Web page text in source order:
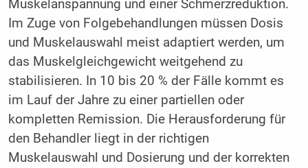
Muskelanspannung und einer Schmerzreduktion.
Im Zuge von Folgebehandlungen müssen Dosis
und Muskelauswahl meist adaptiert werden, um
das Muskelgleichgewicht weitgehend zu
stabilisieren. In 10 bis 20 % der Fälle kommt es
im Lauf der Jahre zu einer partiellen oder
kompletten Remission. Die Herausforderung für
den Behandler liegt in der richtigen
Muskelauswahl und Dosierung und der korrekten